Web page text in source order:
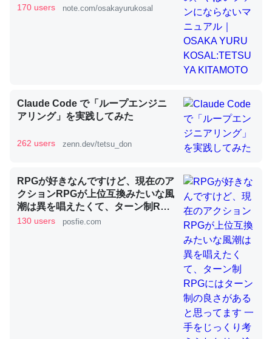
昆虫ってカルシウム少ないのか。知らんかった。調べたら
コオロギのカルシウム分はエビの600分の1程度。
─ニュース :: 【研究発表】昆虫学の大問題＝「昆虫はなぜ海にいな
論文では「淡水はカルシウムも酸素も不足してて両方に不
利だから両方が拮抗してるのでは」とあって面白い。海に
ずキチンを強化してる筈だが、酵素が違うのか？
─ニュース :: 【研究発表】昆虫学の大問題＝「昆虫はなぜ海にいな
いのか」に関する新仮説
これを元に考えるとカルシウムを大量に使う脊椎動物と貝
類は苦労してるんだな…。腹足類だと殻を無くしてナメク
─ニュース :: 【研究発表】昆虫学の大問題＝「昆虫はなぜ海にいな
KITAMOTO
170 users note.com/osakayurukosal
Claude Code で「ループエンジニ
アリング」を実践してみた
262 users zenn.dev/tetsu_don
RPGが好きなんですけど、現在のア
クションRPGが上位互換みたいな風
潮は異を唱えたくて、ターン制RPG
にはターン制の良さがあると思って
130 users posfie.com